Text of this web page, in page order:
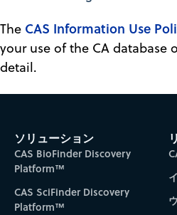
The CAS Information Use
your use of the CA database
detail.
ソリューション
CAS BioFinder Discovery
Platform™
CAS SciFinder Discovery
Platform™